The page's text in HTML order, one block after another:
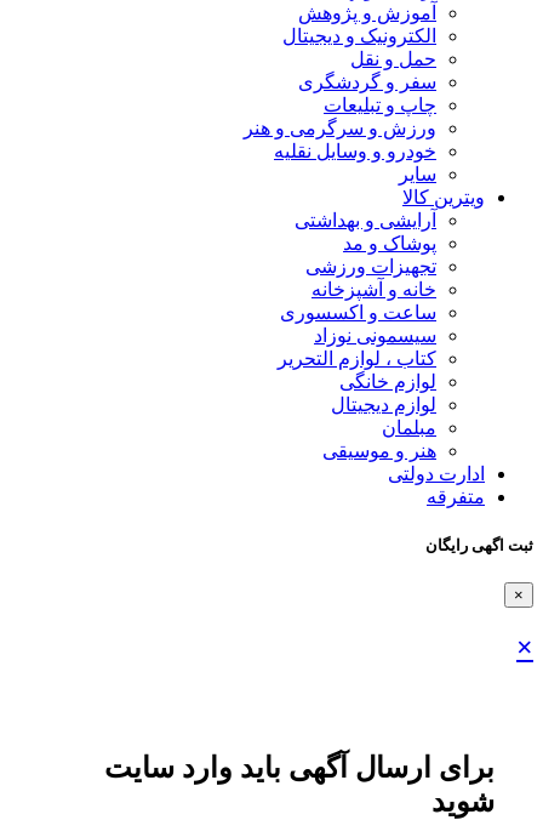
آموزش و پژوهش
الکترونیک و دیجیتال
حمل و نقل
سفر و گردشگری
چاپ و تبلیعات
ورزش و سرگرمی و هنر
خودرو و وسایل نقلیه
سایر
ویترین کالا
آرایشی و بهداشتی
پوشاک و مد
تجهیزات ورزشی
خانه و آشپزخانه
ساعت و اکسسوری
سیسمونی نوزاد
کتاب ، لوازم التحریر
لوازم خانگی
لوازم دیجیتال
مبلمان
هنر و موسیقی
ادارت دولتی
متفرقه
ثبت اگهی رایگان
×
×
برای ارسال آگهی باید وارد سایت
شوید